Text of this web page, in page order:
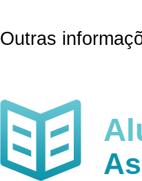
Outras